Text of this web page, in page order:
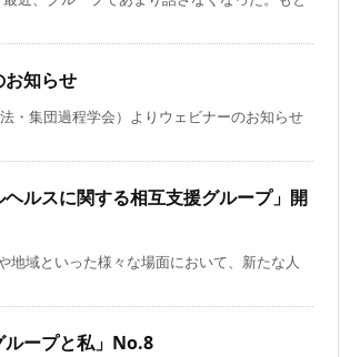
お知らせ
・集団過程学会）よりウェビナーのお知らせ
ヘルスに関する相互支援グループ」開
地域といった様々な場面において、新たな人
ループと私」No.8